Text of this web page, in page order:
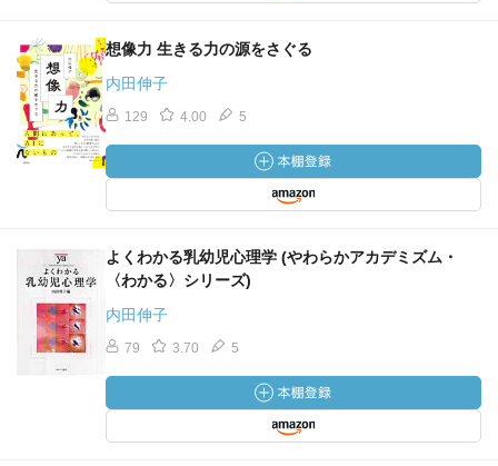
想像力 生きる力の源をさぐる
内田伸子
129 4.00 5
よくわかる乳幼児心理学 (やわらかアカデミズム・
〈わかる〉シリーズ)
内田伸子
79 3.70 5